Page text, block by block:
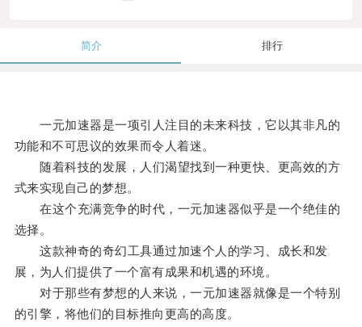
简介 排行
一元加速器是一项引人注目的未来科技，它以其非凡的
功能和不可思议的效果而令人着迷。
随着科技的发展，人们渴望找到一种更快、更高效的方
式来实现自己的梦想。
在这个充满竞争的时代，一元加速器似乎是一个绝佳的
选择。
这款神奇的奇幻工具通过加速个人的学习、成长和发
展，为人们提供了一个富有成果和机遇的环境。
对于那些有梦想的人来说，一元加速器就像是一个特别
的引擎，将他们的目标推向更高的高度。